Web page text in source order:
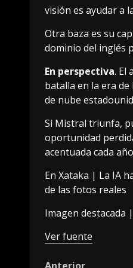
visión es ayudar a
Otra baza es su
dominio del inglés
En perspectiva. El
batalla en la era
de nube
Si Mistral triunfa,
oportunidad
acentuada cada
En Xataka | La IA
de las fotos reales
Imagen destacada
Ver fuente